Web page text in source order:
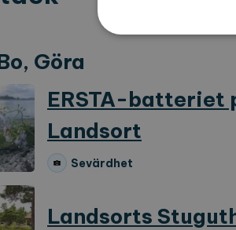
Göra
ERSTA-batteriet
Landsort
Sevärdhet
Landsorts
Strikt nödvändiga kakor
ordentligt utan strikt
Namn
region